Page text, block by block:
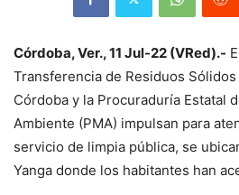
Córdoba, Ver., 11 Jul-22 (VRed).-
Transferencia de Residuos
Córdoba y la Procuraduría Estatal
Ambiente (PMA) impulsan para
servicio de limpia pública, se
Yanga donde los habitantes han